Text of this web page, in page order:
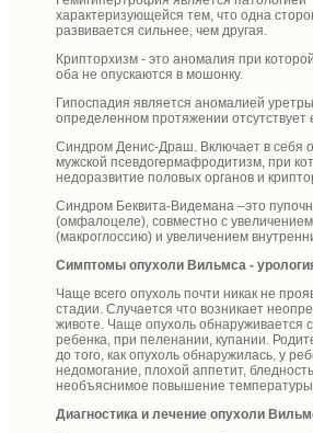
характеризующейся тем, что одна
развивается сильнее, чем другая.
Крипторхизм - это аномалия при
оба не опускаются в мошонку.
Гипоспадия является аномалией
определенном протяжении отсутствует
Синдром Денис-Драш. Включает в себя
мужской псевдогермафродитизм, при
недоразвитие половых органов и
Синдром Беквита-Видемана –это
(омфалоцеле), совместно с
(макроглоссию) и увеличением
Симптомы опухоли Вильмса -
Чаще всего опухоль почти никак не
стадии. Случается что возникает
животе. Чаще опухоль обнаруживается
ребенка, при пеленании, купании.
до того, как опухоль обнаружилась, у
недомогание, плохой аппетит, бледность
необъяснимое повышение температуры
Диагностика и лечение опухоли